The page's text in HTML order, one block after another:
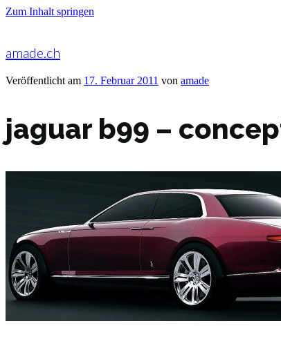
Zum Inhalt springen
amade.ch
Veröffentlicht am 17. Februar 2011 von amade
jaguar b99 –